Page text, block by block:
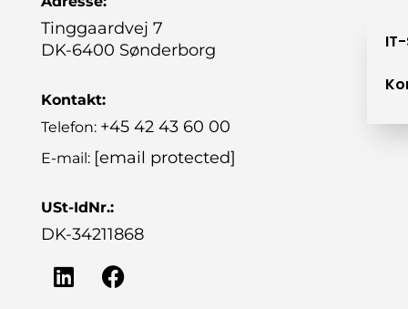
Tinggaardvej 7
DK-6400 Sønderborg
Kontakt:
Telefon: +45 42 43 60 00
E-mail: [email protected]
USt-IdNr.:
DK-34211868